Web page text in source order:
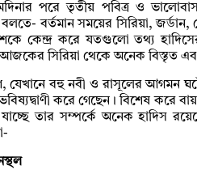
পরে তৃতীয় পবিত্র ও
বর্তমান সময়ের সিরিয়া, জর্ডান,
কেন্দ্র করে যতগুলো তথ্য
আজকের সিরিয়া থেকে অনেক বিস্তৃত
যেখানে বহু নবী ও রাসূলের আগমন
করে গেছেন। বিশেষ করে
তার সম্পর্কে অনেক হাদিস